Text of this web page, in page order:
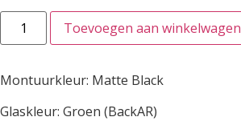
Toevoegen aan winkelwagen
Montuurkleur: Matte Black
Glaskleur: Groen (BackAR)